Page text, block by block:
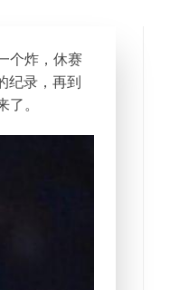
个炸，休赛
纪录，再到
。